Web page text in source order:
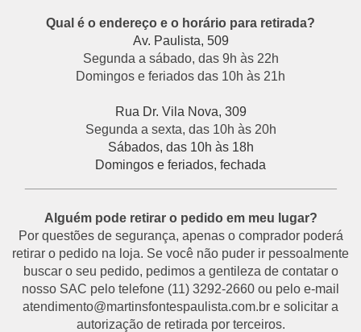
Qual é o endereço e o horário para retirada?
Av. Paulista, 509
Segunda a sábado, das 9h às 22h
Domingos e feriados das 10h às 21h
Rua Dr. Vila Nova, 309
Segunda a sexta, das 10h às 20h
Sábados, das 10h às 18h
Domingos e feriados, fechada
Alguém pode retirar o pedido em meu lugar?
Por questões de segurança, apenas o comprador poderá
retirar o pedido na loja. Se você não puder ir pessoalmente
buscar o seu pedido, pedimos a gentileza de contatar o
nosso SAC pelo telefone (11) 3292-2660 ou pelo e-mail
atendimento@martinsfontespaulista.com.br e solicitar a
autorização de retirada por terceiros.